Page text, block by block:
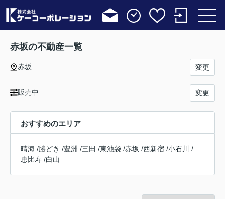
赤坂の不動産一覧
赤坂 変更
販売中 変更
おすすめのエリア
晴海 /勝どき /豊洲 /三田 /東池袋 /赤坂 /西新宿 /小石川
/
恵比寿 /白山